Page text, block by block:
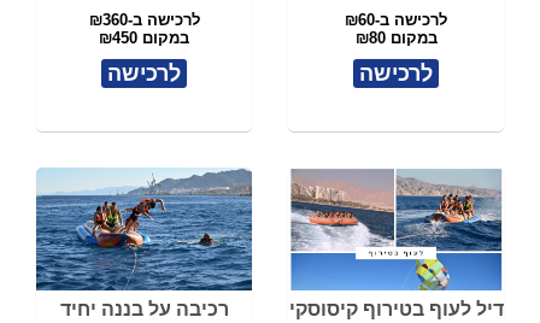
לרכישה ב-₪60
במקום ₪80
לרכישה
לרכישה ב-₪360
במקום ₪450
לרכישה
דיל לעוף בטירוף קיסוסקי
רכיבה על בננה יחיד